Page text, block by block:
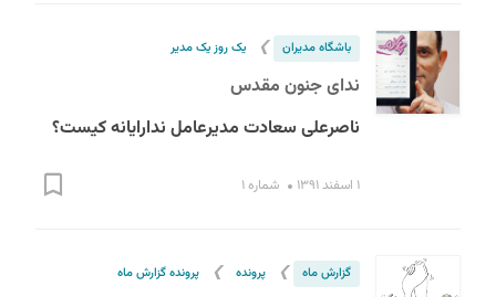
باشگاه مدیران ❯ یک روز یک مدیر
ندای جنون مقدس
ناصرعلی سعادت مدیرعامل ندارایانه کیست؟
۱ اسفند ۱۳۹۱ شماره ۱
گزارش ماه ❯ پرونده ❯ پرونده گزارش ماه